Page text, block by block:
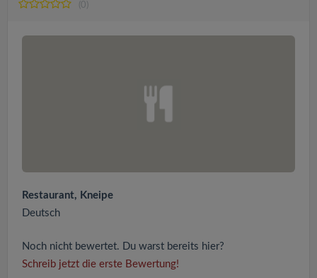
(0)
Restaurant, Kneipe
Deutsch
Noch nicht bewertet. Du warst bereits hier?
Schreib jetzt die erste Bewertung!